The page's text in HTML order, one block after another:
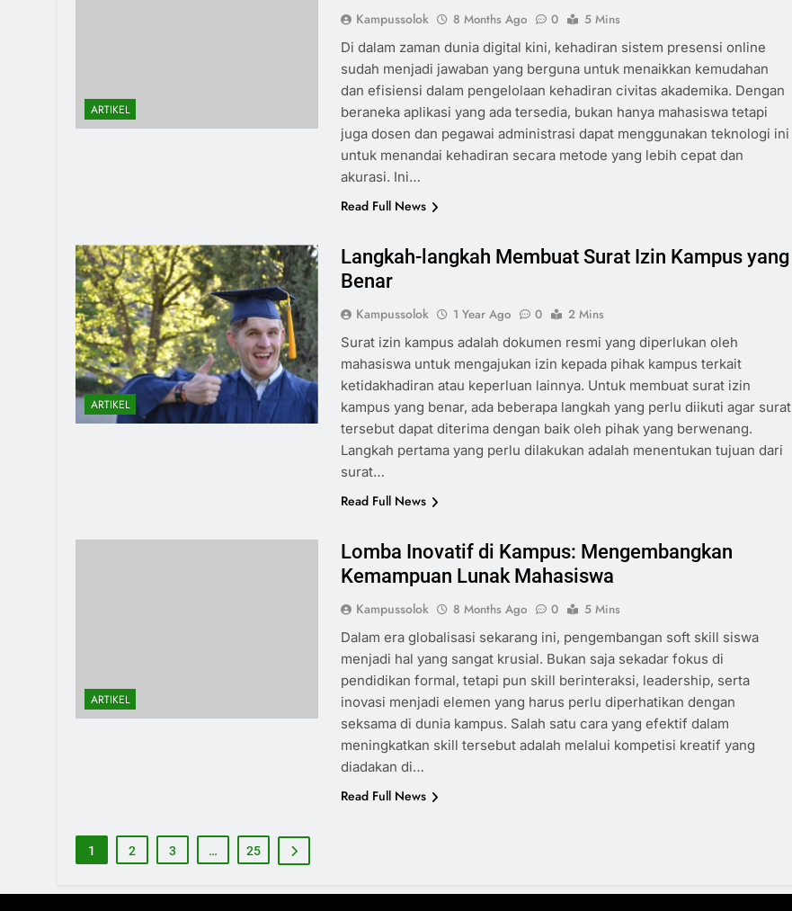
ARTIKEL
Kampussolok 8 Months Ago 0
5 Mins
Di dalam zaman dunia digital kini, kehadiran sistem presensi online
sudah menjadi jawaban yang berguna untuk menaikkan kemudahan
dan efisiensi dalam pengelolaan kehadiran civitas akademika. Dengan
beraneka aplikasi yang ada tersedia, bukan hanya mahasiswa tetapi
juga dosen dan pegawai administrasi dapat menggunakan teknologi ini
untuk menandai kehadiran secara metode yang lebih cepat dan
akurasi. Ini…
Read Full News
ARTIKEL
Langkah-langkah Membuat Surat Izin Kampus yang
Benar
Kampussolok 1 Year Ago 0
2 Mins
Surat izin kampus adalah dokumen resmi yang diperlukan oleh
mahasiswa untuk mengajukan izin kepada pihak kampus terkait
ketidakhadiran atau keperluan lainnya. Untuk membuat surat izin
kampus yang benar, ada beberapa langkah yang perlu diikuti agar surat
tersebut dapat diterima dengan baik oleh pihak yang berwenang.
Langkah pertama yang perlu dilakukan adalah menentukan tujuan dari
surat…
Read Full News
ARTIKEL
Lomba Inovatif di Kampus: Mengembangkan
Kemampuan Lunak Mahasiswa
Kampussolok 8 Months Ago 0
5 Mins
Dalam era globalisasi sekarang ini, pengembangan soft skill siswa
menjadi hal yang sangat krusial. Bukan saja sekadar fokus di
pendidikan formal, tetapi pun skill berinteraksi, leadership, serta
inovasi menjadi elemen yang harus perlu diperhatikan dengan
seksama di dunia kampus. Salah satu cara yang efektif dalam
meningkatkan skill tersebut adalah melalui kompetisi kreatif yang
diadakan di…
Read Full News
1 2 3 … 25